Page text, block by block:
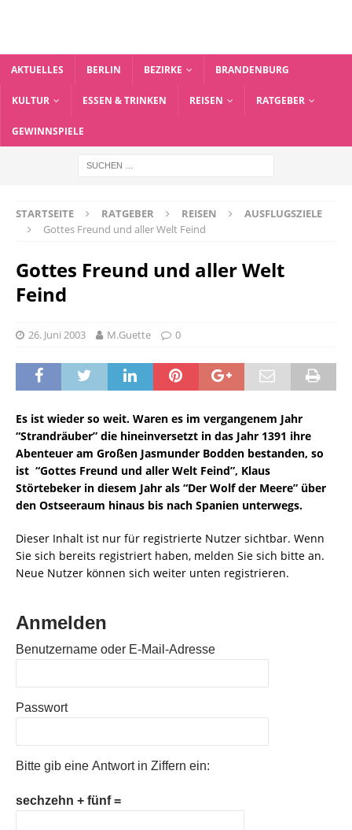
AKTUELLES BERLIN BEZIRKE BRANDENBURG
KULTUR ESSEN & TRINKEN REISEN RATGEBER
GEWINNSPIELE
STARTSEITE RATGEBER REISEN
AUSFLUGSZIELE
Gottes Freund und aller Welt Feind
Gottes Freund und aller Welt
Feind
26. Juni 2003 M.Guette 0
Es ist wieder so weit. Waren es im vergangenem Jahr
“Strandräuber” die hineinversetzt in das Jahr 1391 ihre
Abenteuer am Großen Jasmunder Bodden bestanden, so
ist “Gottes Freund und aller Welt Feind”, Klaus
Störtebeker in diesem Jahr als “Der Wolf der Meere” über
den Ostseeraum hinaus bis nach Spanien unterwegs.
Dieser Inhalt ist nur für registrierte Nutzer sichtbar. Wenn
Sie sich bereits registriert haben, melden Sie sich bitte an.
Neue Nutzer können sich weiter unten registrieren.
Anmelden
Benutzername oder E-Mail-Adresse
Passwort
Bitte gib eine Antwort in Ziffern ein:
sechzehn + fünf =